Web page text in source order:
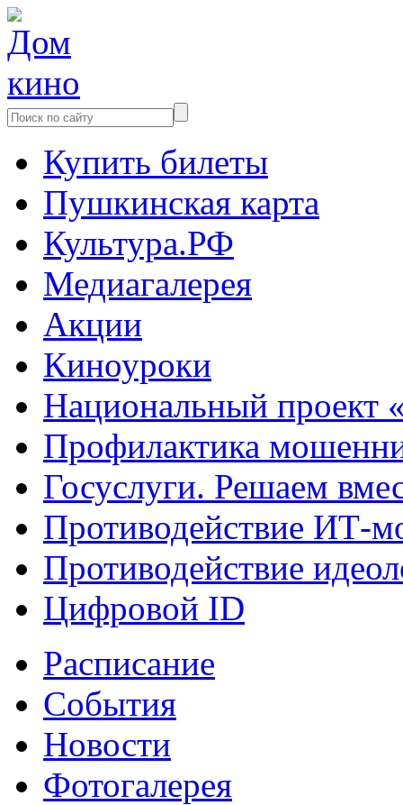
Купить билеты
Пушкинская карта
Культура.РФ
Медиагалерея
Акции
Киноуроки
Национальный проект
Профилактика
Госуслуги. Решаем
Противодействие ИТ-
Противодействие
Цифровой ID
Расписание
События
Новости
Фотогалерея